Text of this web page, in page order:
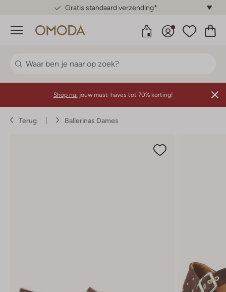
Gratis standaard verzending*
Menu
Shop nu: jouw must-haves tot 70% korting!
Terug Ballerinas Dames